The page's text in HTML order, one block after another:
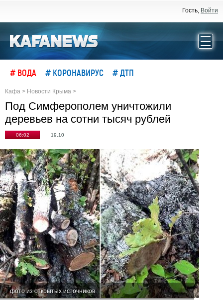
Гость, Войти
# ВОДА # КОРОНАВИРУС # ДТП
Кафа > Новости Крыма >
Под Симферополем уничтожили
деревьев на сотни тысяч рублей
06:02 19.10
фото из открытых источников